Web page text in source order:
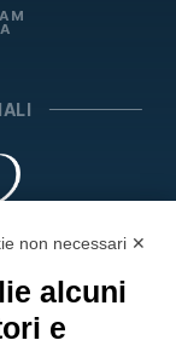
non necessari ✕
alcuni
e